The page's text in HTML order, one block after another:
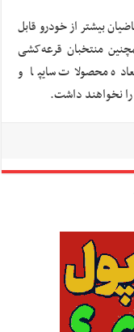
بیشتر از خودرو قابل
منتخبان قرعه‌کشی
فوق‌العاده محصولات سایپا و
نخواهند داشت.